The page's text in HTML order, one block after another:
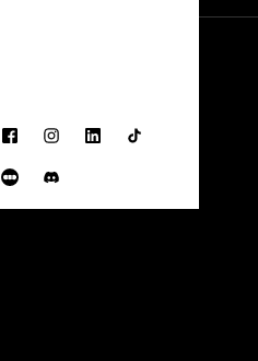
FacebookInstagram
LinkedInTikTok
Letterboxd
Discord